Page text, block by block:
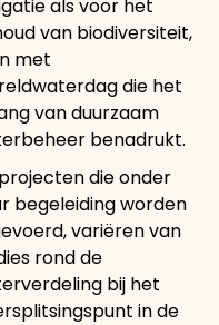
als voor het
van biodiversiteit,
met
die het
van duurzaam
benadrukt.
die onder
begeleiding worden
variëren van
rond de
bij het
in de